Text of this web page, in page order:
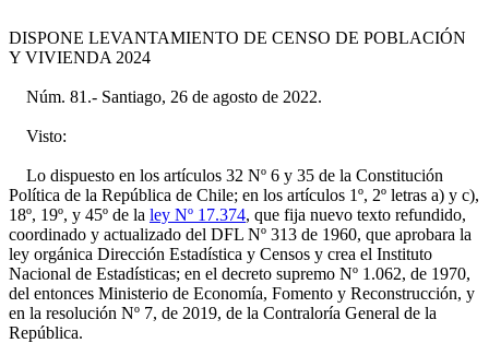
DISPONE LEVANTAMIENTO DE CENSO DE POBLACIÓN
Y VIVIENDA 2024
Núm. 81.- Santiago, 26 de agosto de 2022.
Visto:
Lo dispuesto en los artículos 32 Nº 6 y 35 de la Constitución
Política de la República de Chile; en los artículos 1º, 2º letras a) y c),
18º, 19º, y 45º de la ley Nº 17.374, que fija nuevo texto refundido,
coordinado y actualizado del DFL Nº 313 de 1960, que aprobara la
ley orgánica Dirección Estadística y Censos y crea el Instituto
Nacional de Estadísticas; en el decreto supremo Nº 1.062, de 1970,
del entonces Ministerio de Economía, Fomento y Reconstrucción, y
en la resolución Nº 7, de 2019, de la Contraloría General de la
República.